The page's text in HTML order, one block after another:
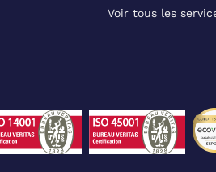
Voir tous les